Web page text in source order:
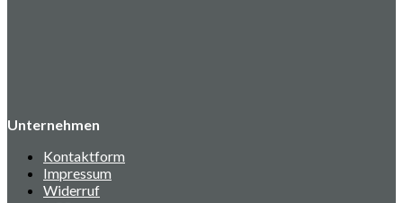
Unternehmen
Kontaktform
Impressum
Widerruf